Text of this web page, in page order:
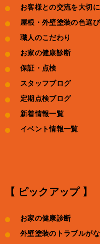
お客様との交流を大切に
屋根・外壁塗装の色選び
職人のこだわり
お家の健康診断
保証・点検
スタッフブログ
定期点検ブログ
新着情報一覧
イベント情報一覧
【 ピックアップ 】
お家の健康診断
外壁塗装のトラブルが